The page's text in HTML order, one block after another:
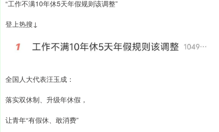
“工作不满10年休5天年假规则该调整”
登上热搜↓
全国人大代表汪玉成：
落实双休制、升级年休假，
让青年“有假休、敢消费”